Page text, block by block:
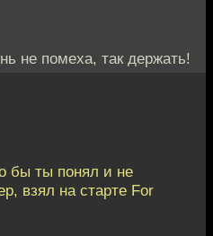
не помеха, так держать!
бы ты понял и не
взял на старте For